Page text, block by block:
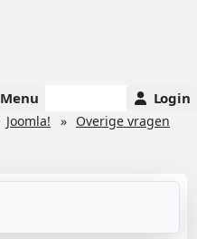
Menu Login
Joomla!
Overige vragen